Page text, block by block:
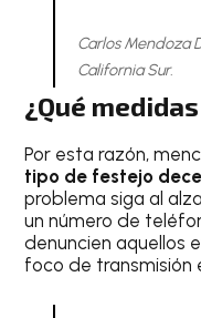
Carlos Mendoza
California Sur.
¿Qué
Por esta razón,
tipo de festejo
problema siga al
un número de
denuncien aquellos
foco de transmisión